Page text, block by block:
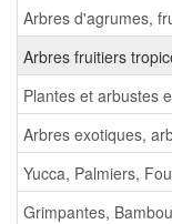
Arbres d'agrumes,
Arbres fruitiers
Plantes et arbustes
Arbres exotiques,
Yucca, Palmiers,
Grimpantes,